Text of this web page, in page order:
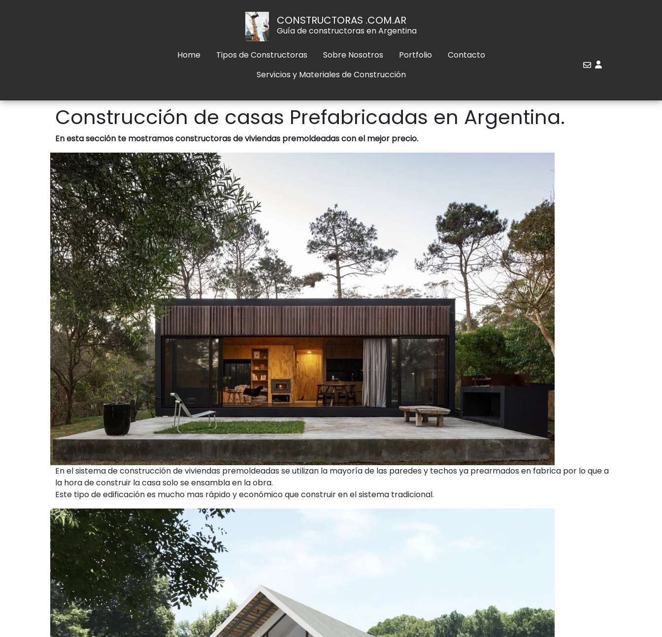
CONSTRUCTORAS .COM.AR
Guía de constructoras en Argentina
Home Tipos de Constructoras Sobre Nosotros Portfolio
Contacto
Servicios y Materiales de Construcción
Construcción de casas Prefabricadas en Argentina.
En esta sección te mostramos constructoras de viviendas premoldeadas con el mejor precio.
En el sistema de construcción de viviendas premoldeadas se utilizan la mayoría de las paredes y techos ya prearmados en fabrica por lo que a
la hora de construir la casa solo se ensambla en la obra.
Este tipo de edificación es mucho mas rápido y económico que construir en el sistema tradicional.